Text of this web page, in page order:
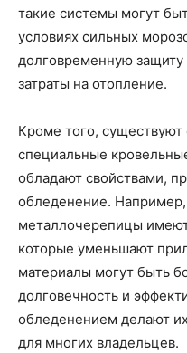
такие системы могут
условиях сильных
долговременную защиту
затраты на отопление.
Кроме того,
специальные
обладают свойствами,
обледенение.
металлочерепицы
которые уменьшают
материалы могут быть
долговечность и
обледенением делают
для многих владельцев.